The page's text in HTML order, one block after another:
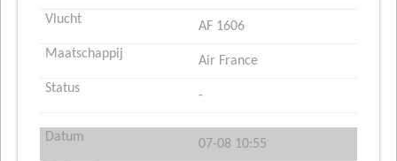
AF 1606
Air France
-
07-08 10:55